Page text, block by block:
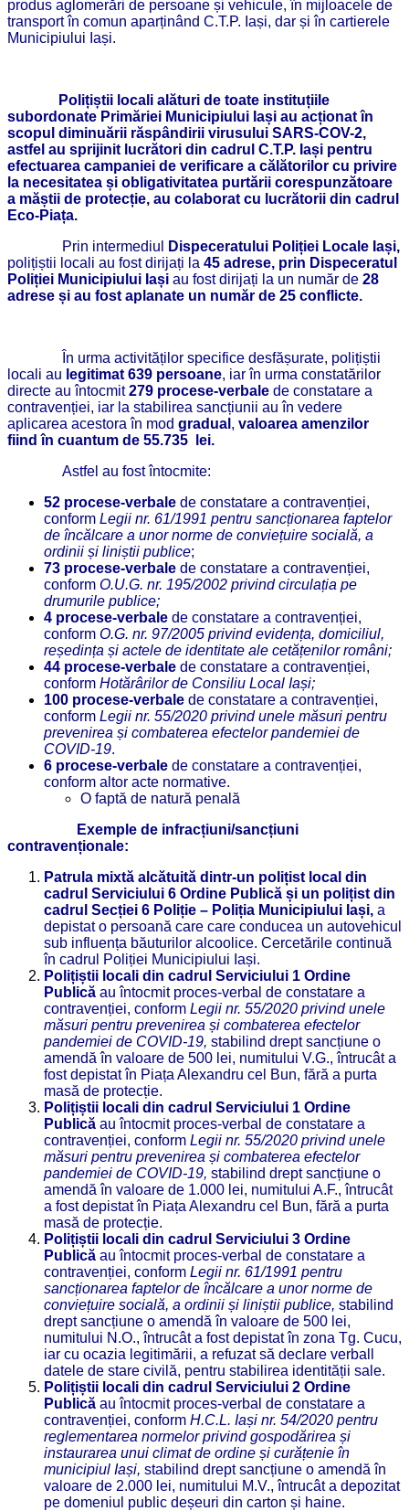
produs aglomerări de persoane și vehicule, în mijloacele de
transport în comun aparținând C.T.P. Iași, dar și în cartierele
Municipiului Iași.
Polițiștii locali alături de toate instituțiile
subordonate Primăriei Municipiului Iași au acționat în
scopul diminuării răspândirii virusului SARS-COV-2,
astfel au sprijinit lucrători din cadrul C.T.P. Iași pentru
efectuarea campaniei de verificare a călătorilor cu privire
la necesitatea și obligativitatea purtării corespunzătoare
a măștii de protecție, au colaborat cu lucrătorii din cadrul
Eco-Piața.
Prin intermediul
Dispeceratului Poliției Locale Iași,
polițiștii locali au fost dirijați la 45 adrese, prin Dispeceratul
Poliției Municipiului Iași au fost dirijați la un număr de 28
adrese și au fost aplanate un număr de 25 conflicte.
În urma activităților specifice desfășurate, polițiștii
locali au legitimat 639 persoane, iar în urma constatărilor
directe au întocmit279 procese-verbale de constatare a
contravenției, iar la stabilirea sancțiunii au în vedere
aplicarea acestora în mod gradual , valoarea amenzilor
fiind în cuantum de 55.735 lei.
Astfel au fost întocmite:
52 procese-verbale de constatare a contravenției,
conform Legii nr. 61/1991 pentru sancționarea faptelor
de încălcare a unor norme de conviețuire socială, a
ordinii și liniștii publice;
73 procese-verbale de constatare a contravenției,
conform O.U.G. nr. 195/2002 privind circulația pe
drumurile publice;
4 procese-verbale de constatare a contravenției,
conform O.G. nr. 97/2005 privind evidența, domiciliul,
reședința și actele de identitate ale cetățenilor români;
44 procese-verbale de constatare a contravenției,
conform Hotărârilor de Consiliu Local Iași;
100 procese-verbale de constatare a contravenției,
conform Legii nr. 55/2020 privind unele măsuri pentru
prevenirea și combaterea efectelor pandemiei de
COVID-19.
6 procese-verbale de constatare a contravenției,
conform altor acte normative.
O faptă de natură penală
Exemple de infracțiuni/sancțiuni
contravenționale:
Patrula mixtă alcătuită dintr-un polițist local din
cadrul Serviciului 6 Ordine Publică și un polițist din
cadrul Secției 6 Poliție – Poliția Municipiului Iași, a
depistat o persoană care care conducea un autovehicul
sub influența băuturilor alcoolice. Cercetările continuă
în cadrul Poliției Municipiului Iași.
Polițiștii locali din cadrul Serviciului 1 Ordine
Publică au întocmit proces-verbal de constatare a
contravenției, conform Legii nr. 55/2020 privind unele
măsuri pentru prevenirea și combaterea efectelor
pandemiei de COVID-19, stabilind drept sancțiune o
amendă în valoare de 500 lei, numitului V.G., întrucât a
fost depistat în Piața Alexandru cel Bun, fără a purta
masă de protecție.
Polițiștii locali din cadrul Serviciului 1 Ordine
Publică au întocmit proces-verbal de constatare a
contravenției, conform Legii nr. 55/2020 privind unele
măsuri pentru prevenirea și combaterea efectelor
pandemiei de COVID-19, stabilind drept sancțiune o
amendă în valoare de 1.000 lei, numitului A.F., întrucât
a fost depistat în Piața Alexandru cel Bun, fără a purta
masă de protecție.
Polițiștii locali din cadrul Serviciului 3 Ordine
Publică au întocmit proces-verbal de constatare a
contravenției, conform Legii nr. 61/1991 pentru
sancționarea faptelor de încălcare a unor norme de
conviețuire socială, a ordinii și liniștii publice, stabilind
drept sancțiune o amendă în valoare de 500 lei,
numitului N.O., întrucât a fost depistat în zona Tg. Cucu,
iar cu ocazia legitimării, a refuzat să declare verball
datele de stare civilă, pentru stabilirea identității sale.
Polițiștii locali din cadrul Serviciului 2 Ordine
Publică au întocmit proces-verbal de constatare a
contravenției, conform H.C.L. Iași nr. 54/2020 pentru
reglementarea normelor privind gospodărirea și
instaurarea unui climat de ordine și curățenie în
municipiul Iași, stabilind drept sancțiune o amendă în
valoare de 2.000 lei, numitului M.V., întrucât a depozitat
pe domeniul public deșeuri din carton și haine.